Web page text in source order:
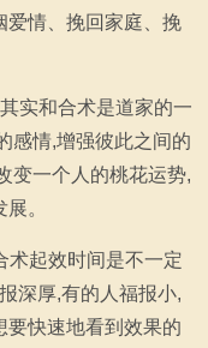
爱情、挽回家庭、挽
实和合术是道家的一
感情,增强彼此之间的
变一个人的桃花运势,
。
术起效时间是不一定
深厚,有的人福报小,
要快速地看到效果的